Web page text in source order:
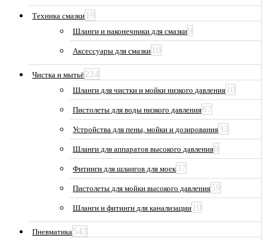
Техника смазки 19
Шланги и наконечники для смазки9
Аксессуары для смазки 10
Чистка и мытьё224
Шланги для чистки и мойки низкого давления 10
Пистолеты для воды низкого давления67
Устройства для пены, мойки и дозирования33
Шланги для аппаратов высокого давления8
Фитинги для шлангов для моек37
Пистолеты для мойки высокого давления59
Шланги и фитинги для канализации 10
Пневматика543